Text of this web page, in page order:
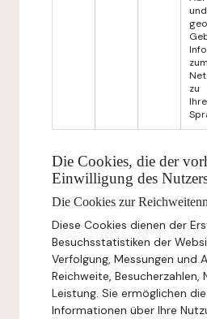
und
zum
zu
Die Cookies, die der
Einwilligung des
Die Cookies zur
Diese Cookies dienen der
Besuchsstatistiken der
Verfolgung, Messungen und
Reichweite, Besucherzahlen,
Leistung. Sie ermöglichen
Informationen über Ihre